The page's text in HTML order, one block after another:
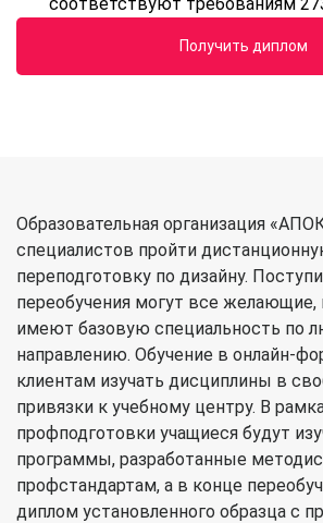
Получить диплом
Образовательная организация
специалистов пройти
переподготовку по дизайну.
переобучения могут все
имеют базовую специальность по
направлению. Обучение в онлайн-
клиентам изучать дисциплины в
привязки к учебному центру. В
профподготовки учащиеся будут
программы, разработанные
профстандартам, а в конце
диплом установленного образца с